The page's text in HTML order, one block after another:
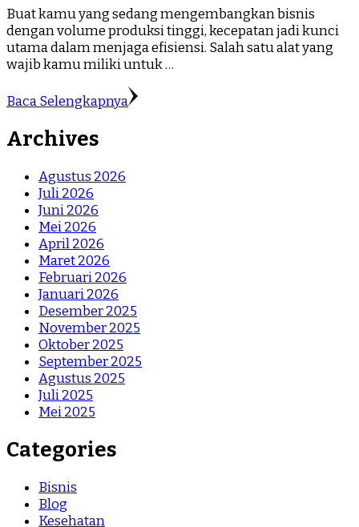
Buat kamu yang sedang mengembangkan bisnis
dengan volume produksi tinggi, kecepatan jadi kunci
utama dalam menjaga efisiensi. Salah satu alat yang
wajib kamu miliki untuk …
Baca Selengkapnya
Archives
Agustus 2026
Juli 2026
Juni 2026
Mei 2026
April 2026
Maret 2026
Februari 2026
Januari 2026
Desember 2025
November 2025
Oktober 2025
September 2025
Agustus 2025
Juli 2025
Mei 2025
Categories
Bisnis
Blog
Kesehatan